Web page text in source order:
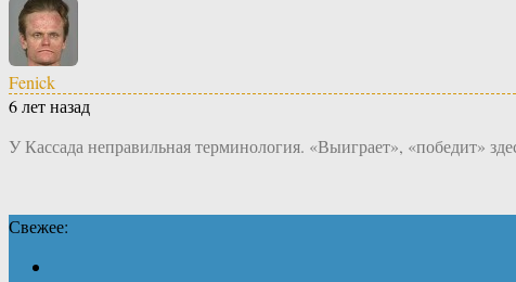
Fenick
6 лет назад
У Кассада неправильная терминология. «Выиграет», «победит»
Свежее: